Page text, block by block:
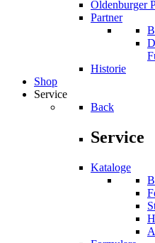
Oldenburger
Partner
Historie
Shop
Service
Back
Service
Kataloge